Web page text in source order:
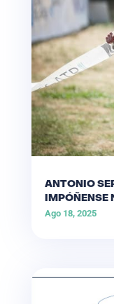
ANTONIO
Ago 18, 2025